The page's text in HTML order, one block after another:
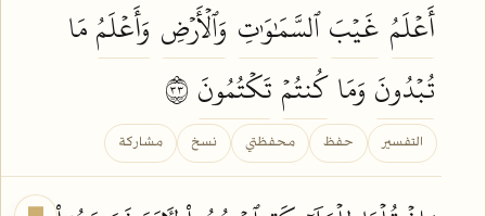
أَعۡلَمُ غَيۡبَٱلسَّمَٰوَٰتِ وَٱلۡأَرۡضِ وَأَعۡلَمُمَا
تُبۡدُونَ وَمَاكُنتُمۡ تَكۡتُمُونَ
التفسير حفظ محفظتي نسخ مشاركة